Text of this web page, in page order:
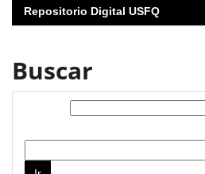
Repositorio Digital USFQ
Buscar